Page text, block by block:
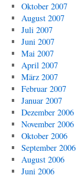
Oktober 2007
August 2007
Juli 2007
Juni 2007
Mai 2007
April 2007
März 2007
Februar 2007
Januar 2007
Dezember 2006
November 2006
Oktober 2006
September 2006
August 2006
Juni 2006